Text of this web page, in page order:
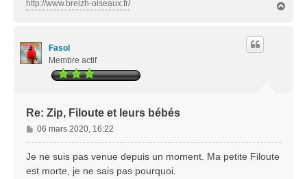
http://www.breizh-oiseaux.fr/
Fasol
Membre actif
Re: Zip, Filoute et leurs bébés
M
e
s
06 mars 2020, 16:22
Je ne suis pas venue depuis un moment. Ma petite Filoute
est morte, je ne sais pas pourquoi.